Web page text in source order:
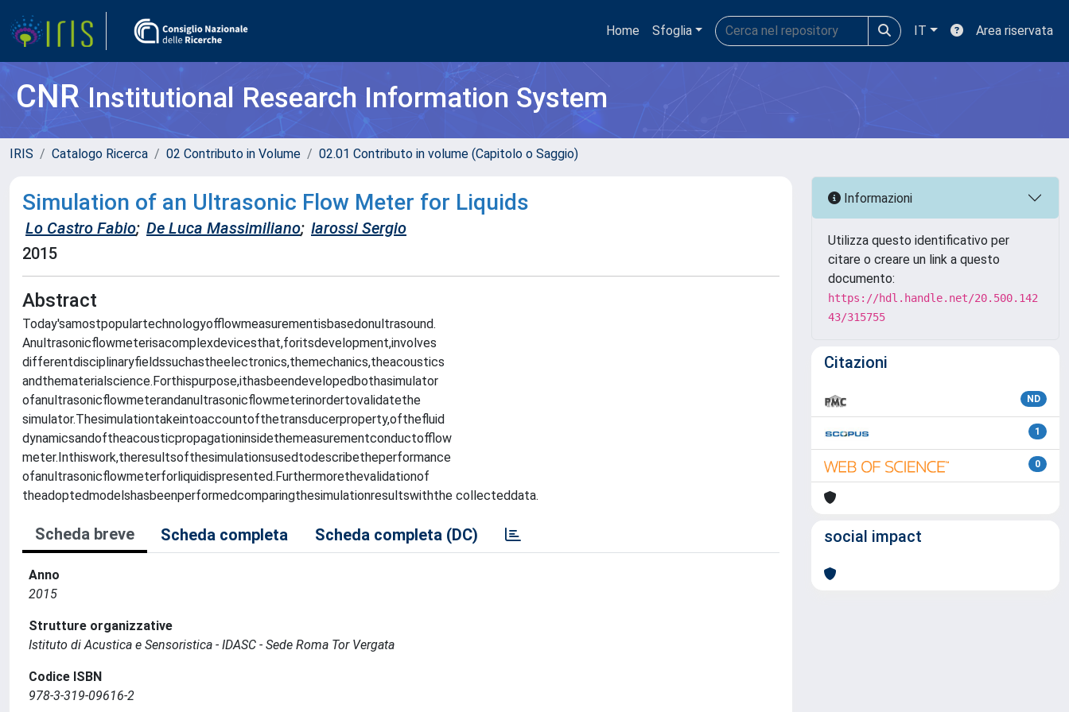
Home Sfoglia IT Area riservata
CNRInstitutional Research Information System
IRIS Catalogo Ricerca 02 Contributo in Volume 02.01 Contributo in volume (Capitolo o Saggio)
Simulation of an Ultrasonic Flow Meter for Liquids
Lo Castro Fabio; De Luca Massimiliano; Iarossi Sergio
2015
Abstract
Today'samostpopulartechnologyofflowmeasurementisbasedonultrasound.
Anultrasonicflowmeterisacomplexdevicesthat,foritsdevelopment,involves
differentdisciplinaryfieldssuchastheelectronics,themechanics,theacoustics
andthematerialscience.Forthispurpose,ithasbeendevelopedbothasimulator
ofanultrasonicflowmeterandanultrasonicflowmeterinordertovalidatethe
simulator.Thesimulationtakeintoaccountofthetransducerproperty,ofthefluid
dynamicsandoftheacousticpropagationinsidethemeasurementconductofflow
meter.Inthiswork,theresultsofthesimulationsusedtodescribetheperformance
ofanultrasonicflowmeterforliquidispresented.Furthermorethevalidationof
theadoptedmodelshasbeenperformedcomparingthesimulationresultswiththe collecteddata.
Scheda breve Scheda completa Scheda completa (DC)
Anno
2015
Strutture organizzative
Istituto di Acustica e Sensoristica - IDASC - Sede Roma Tor Vergata
Codice ISBN
978-3-319-09616-2
Informazioni
Utilizza questo identificativo per
citare o creare un link a questo
documento:
https://hdl.handle.net/20.500.142
43/315755
Citazioni
ND
1
0
social impact